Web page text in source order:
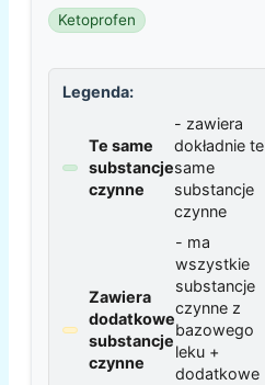
Ketoprofen
Legenda:
Te same
substancje
czynne
- zawiera
dokładnie te
same
substancje
czynne
Zawiera
dodatkowe
substancje
czynne
- ma
wszystkie
substancje
czynne z
bazowego
leku +
dodatkowe